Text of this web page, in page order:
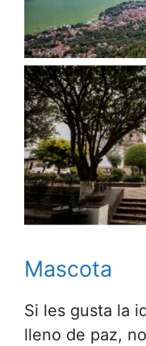
Mascota
Si les gusta la
lleno de paz,